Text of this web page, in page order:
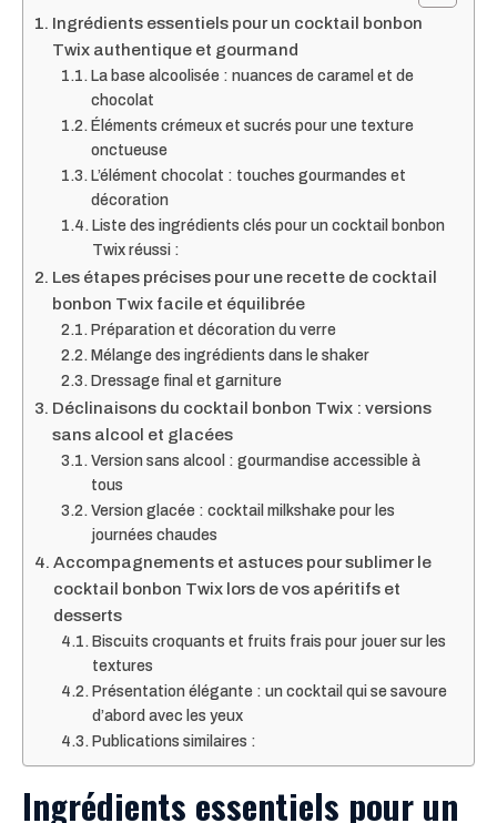
Ingrédients essentiels pour un cocktail bonbon
Twix authentique et gourmand
La base alcoolisée : nuances de caramel et de
chocolat
Éléments crémeux et sucrés pour une texture
onctueuse
L’élément chocolat : touches gourmandes et
décoration
Liste des ingrédients clés pour un cocktail bonbon
Twix réussi :
Les étapes précises pour une recette de cocktail
bonbon Twix facile et équilibrée
Préparation et décoration du verre
Mélange des ingrédients dans le shaker
Dressage final et garniture
Déclinaisons du cocktail bonbon Twix : versions
sans alcool et glacées
Version sans alcool : gourmandise accessible à
tous
Version glacée : cocktail milkshake pour les
journées chaudes
Accompagnements et astuces pour sublimer le
cocktail bonbon Twix lors de vos apéritifs et
desserts
Biscuits croquants et fruits frais pour jouer sur les
textures
Présentation élégante : un cocktail qui se savoure
d’abord avec les yeux
Publications similaires :
Ingrédients essentiels pour un